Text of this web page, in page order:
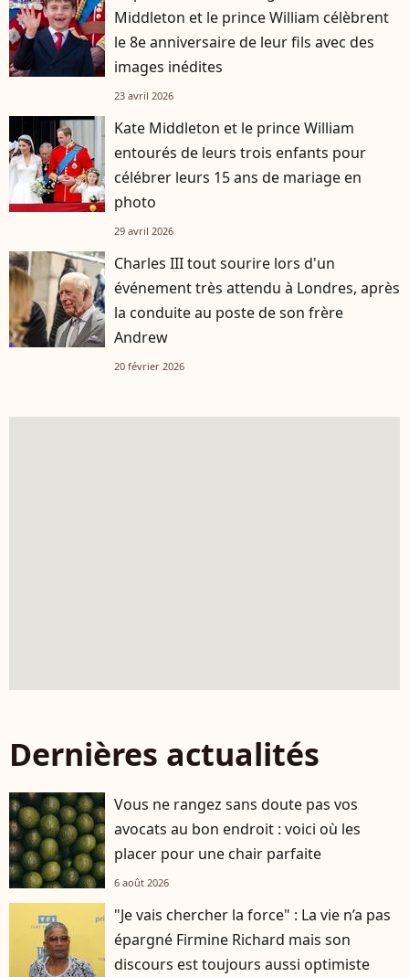
Middleton et le prince William célèbrent
le 8e anniversaire de leur fils avec des
images inédites
23 avril 2026
Kate Middleton et le prince William
entourés de leurs trois enfants pour
célébrer leurs 15 ans de mariage en
photo
29 avril 2026
Charles III tout sourire lors d'un
événement très attendu à Londres, après
la conduite au poste de son frère
Andrew
20 février 2026
Dernières actualités
Vous ne rangez sans doute pas vos
avocats au bon endroit : voici où les
placer pour une chair parfaite
6 août 2026
"Je vais chercher la force" : La vie n’a pas
épargné Firmine Richard mais son
discours est toujours aussi optimiste